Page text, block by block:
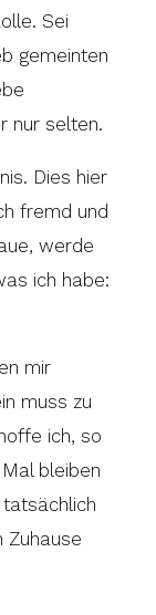
Sei
gemeinten
nur selten.
Dies hier
fremd und
werde
ich habe:
mir
muss zu
ich, so
bleiben
Zuhause